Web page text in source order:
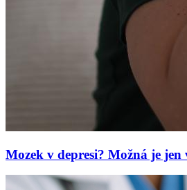
Mozek v depresi? Možná je